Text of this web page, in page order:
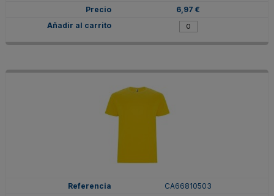
6,97 €
CA66810503